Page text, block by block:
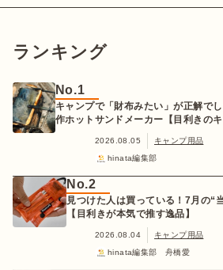
ランキング
No.1
キャンプで「財布みたい」が正解で
作ホットサンドメーカー【目利きのキ
2026.08.05
キャンプ用品
hinata編集部
No.2
見つけた人は買っている！7月の“
【目利きが本気で推す逸品】
2026.08.04
キャンプ用品
hinata編集部 舟橋愛